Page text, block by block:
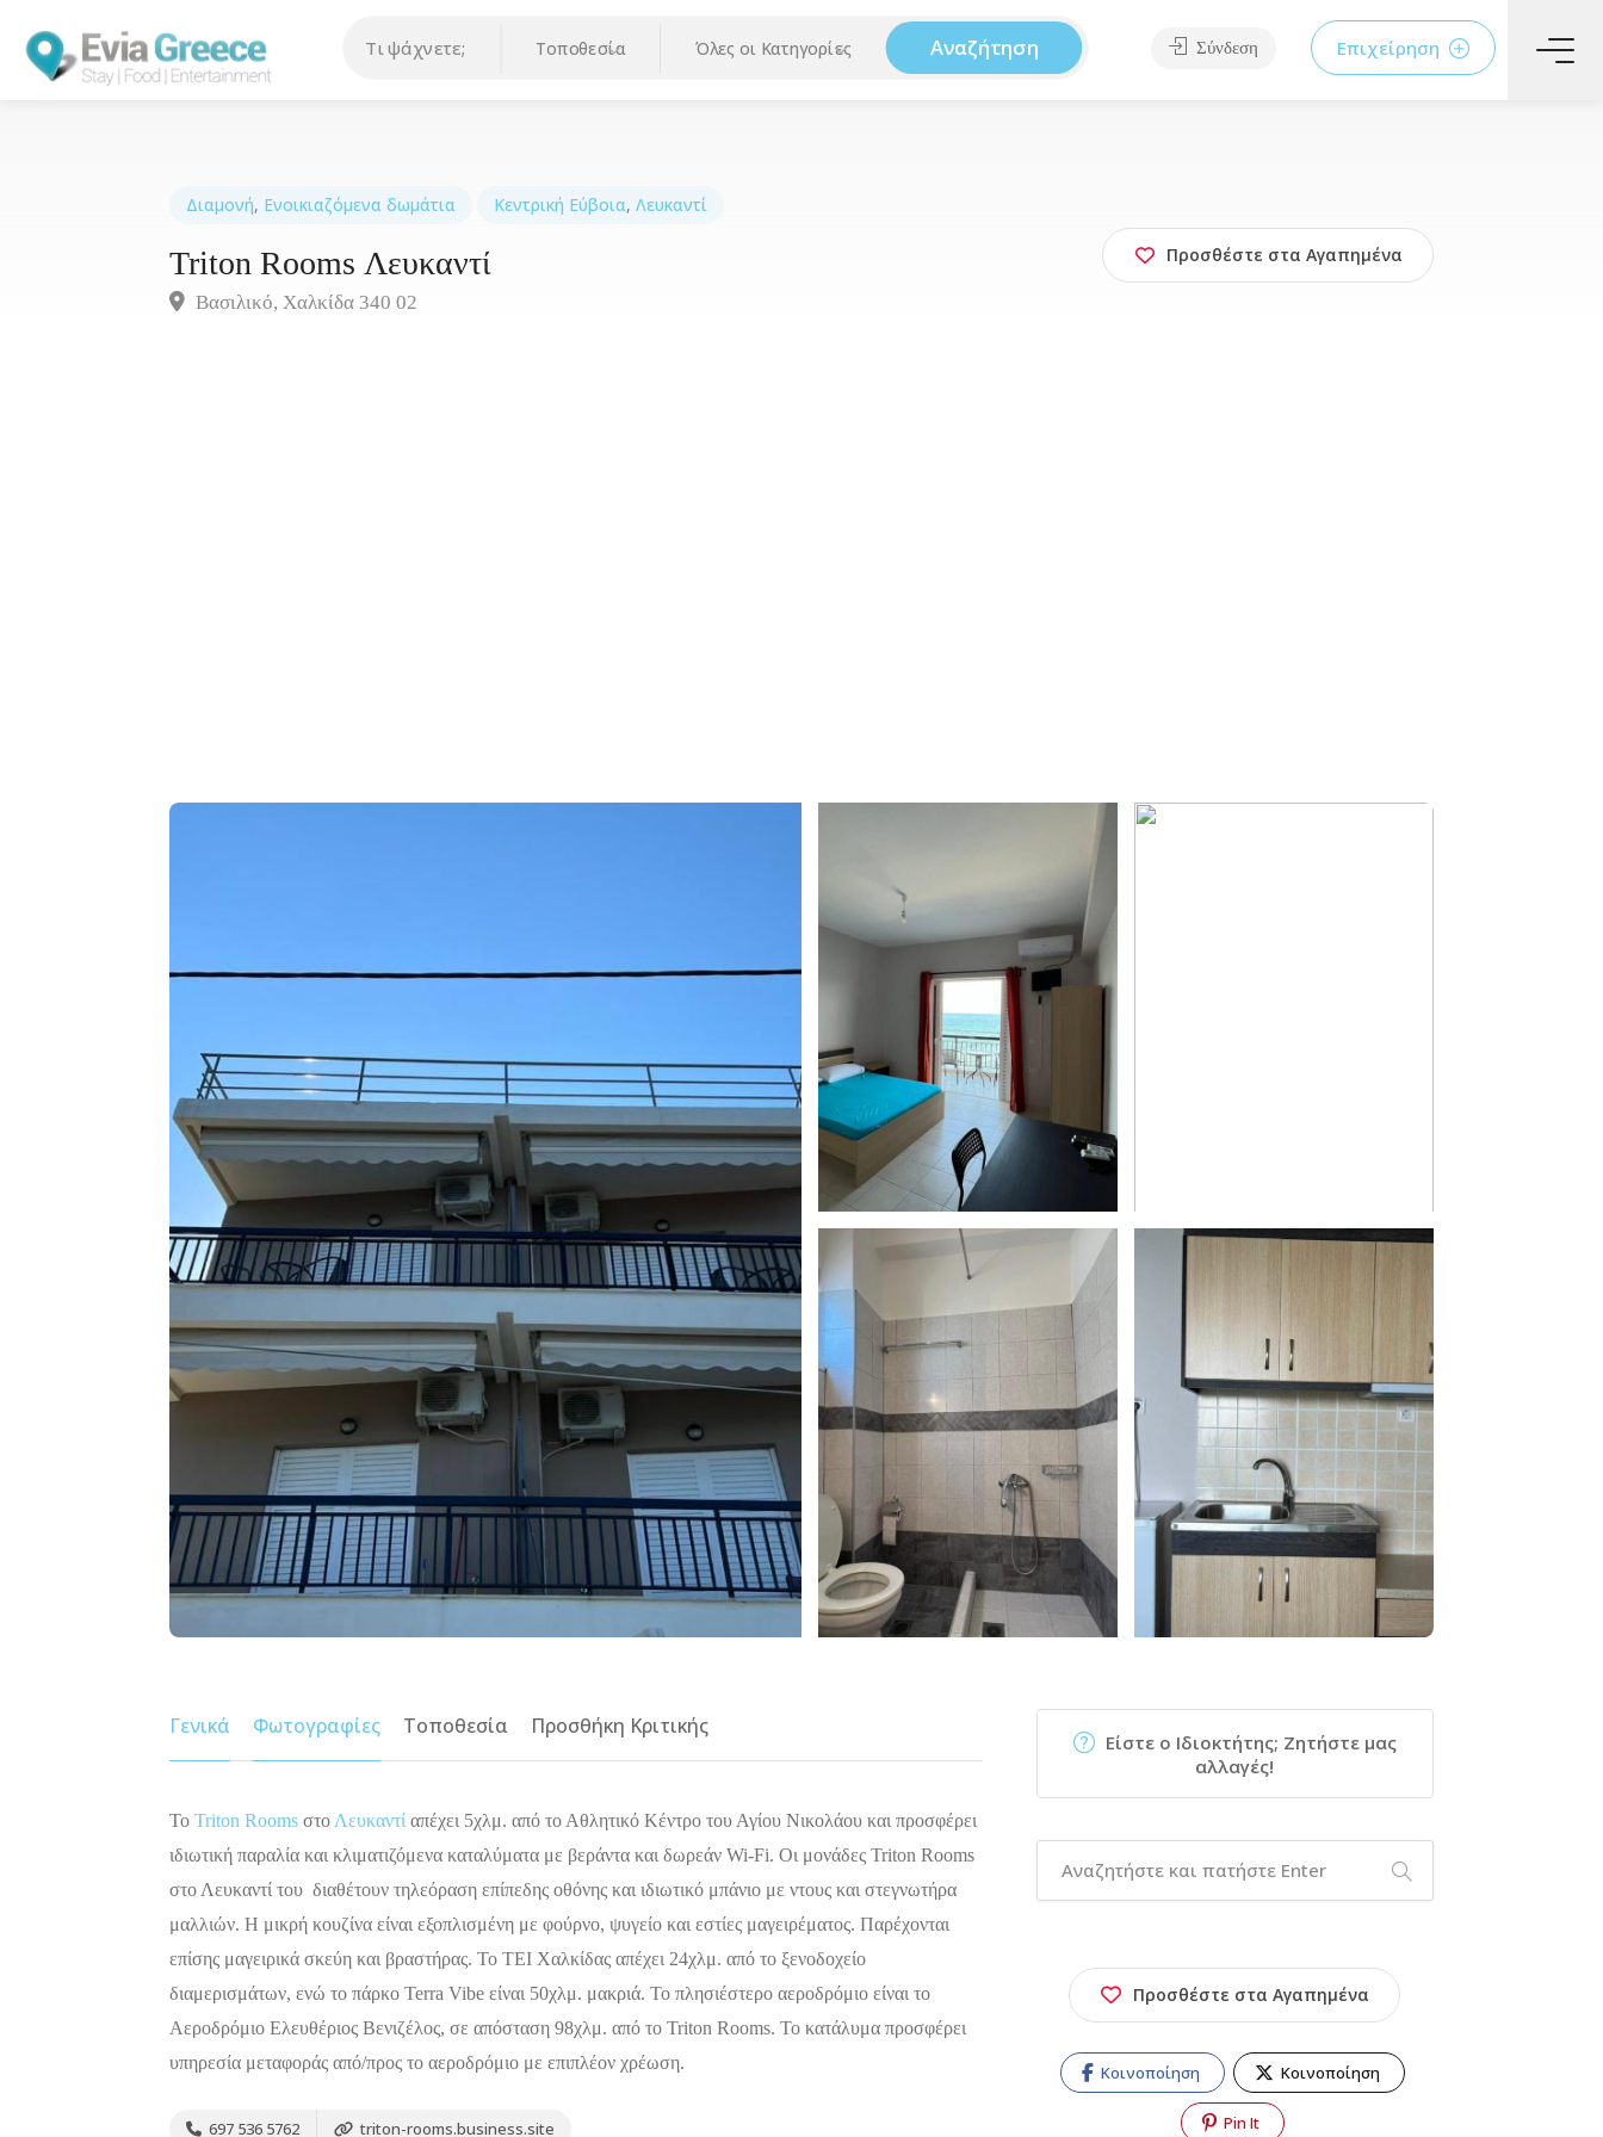
Τοποθεσία Όλες οι Κατηγορίες Αναζήτηση Σύνδεση Επιχείρηση
Διαμονή, Ενοικιαζόμενα δωμάτια Κεντρική Εύβοια, Λευκαντί
Triton Rooms Λευκαντί
Βασιλικό, Χαλκίδα 340 02
Προσθέστε στα Αγαπημένα
Γενικά Φωτογραφίες Τοποθεσία Προσθήκη Κριτικής
Το Triton Rooms στο Λευκαντί απέχει 5χλμ. από το Αθλητικό Κέντρο του Αγίου Νικολάου και προσφέρει
ιδιωτική παραλία και κλιματιζόμενα καταλύματα με βεράντα και δωρεάν Wi-Fi. Οι μονάδες Triton Rooms
στο Λευκαντί του διαθέτουν τηλεόραση επίπεδης οθόνης και ιδιωτικό μπάνιο με ντους και στεγνωτήρα
μαλλιών. Η μικρή κουζίνα είναι εξοπλισμένη με φούρνο, ψυγείο και εστίες μαγειρέματος. Παρέχονται
επίσης μαγειρικά σκεύη και βραστήρας. Το ΤΕΙ Χαλκίδας απέχει 24χλμ. από το ξενοδοχείο
διαμερισμάτων, ενώ το πάρκο Terra Vibe είναι 50χλμ. μακριά. Το πλησιέστερο αεροδρόμιο είναι το
Αεροδρόμιο Ελευθέριος Βενιζέλος, σε απόσταση 98χλμ. από το Triton Rooms. Το κατάλυμα προσφέρει
υπηρεσία μεταφοράς από/προς το αεροδρόμιο με επιπλέον χρέωση.
697 536 5762 triton-rooms.business.site
Είστε ο Ιδιοκτήτης; Ζητήστε μας
αλλαγές!
Προσθέστε στα Αγαπημένα
Κοινοποίηση Κοινοποίηση
Pin It